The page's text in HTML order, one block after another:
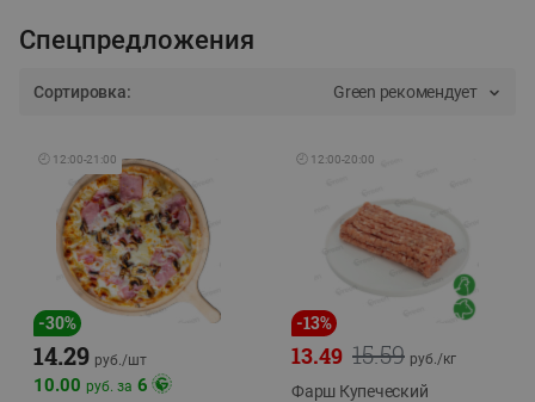
Спецпредложения
Сортировка: Green рекомендует
🕘 12:00-21:00
-30%
14.29 руб./шт
10.00 руб. за 6
🕘 12:00-20:00
-13%
15.59
13.49 руб./кг
Фарш Купеческий